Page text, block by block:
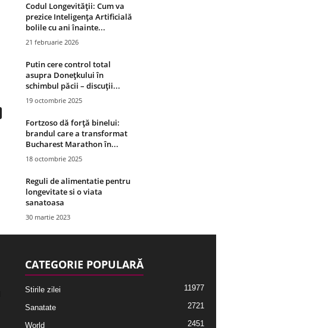
Codul Longevității: Cum va
prezice Inteligența Artificială
bolile cu ani înainte...
21 februarie 2026
Putin cere control total
asupra Donețkului în
schimbul păcii – discuții...
19 octombrie 2025
Fortzoso dă forță binelui:
brandul care a transformat
Bucharest Marathon în...
18 octombrie 2025
Reguli de alimentatie pentru
longevitate si o viata
sanatoasa
30 martie 2023
CATEGORIE POPULARĂ
Stirile zilei 11977
Sanatate 2721
World 2451